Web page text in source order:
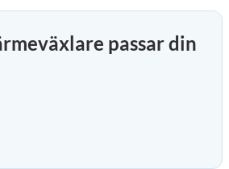
passar din